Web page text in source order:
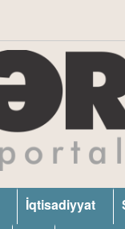
İqtisadiyyat